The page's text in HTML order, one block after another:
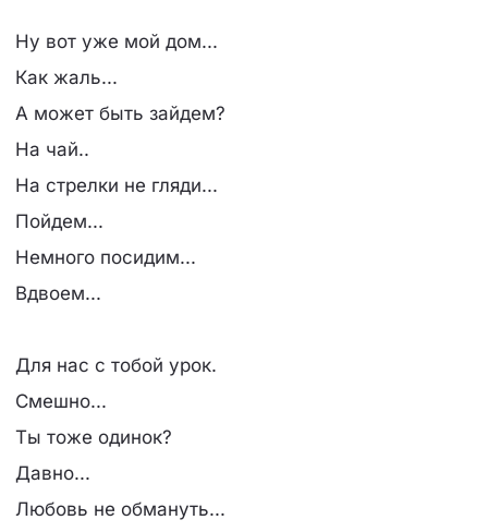
Ну вот уже мой дом...
Как жаль...
А может быть зайдем?
На чай..
На стрелки не гляди...
Пойдем...
Немного посидим...
Вдвоем...
Для нас с тобой урок.
Смешно...
Ты тоже одинок?
Давно...
Любовь не обмануть...